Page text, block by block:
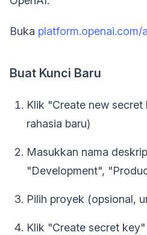
Buka platform.openai.com/
Buat Kunci Baru
Klik "Create new
rahasia baru)
Masukkan nama
"Development",
Pilih proyek (opsional,
Klik "Create secret